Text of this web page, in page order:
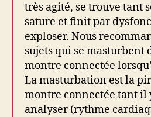
très agité, se trouve tant
sature et finit par
exploser. Nous
sujets qui se masturbent
montre connectée
La masturbation est la
montre connectée tant il
analyser (rythme